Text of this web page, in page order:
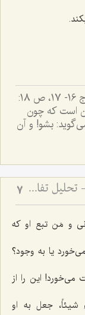
18:
است که چون
بشو! و آن
جعل و تعلق افاضه به ماهیت و وجود - تحلیل تفاوت جعل بسیط و مرکب در تصور و تصدیق 7
و مَن تبع او که
یا به وجود؟
این را از
شیئاً، جعل به او